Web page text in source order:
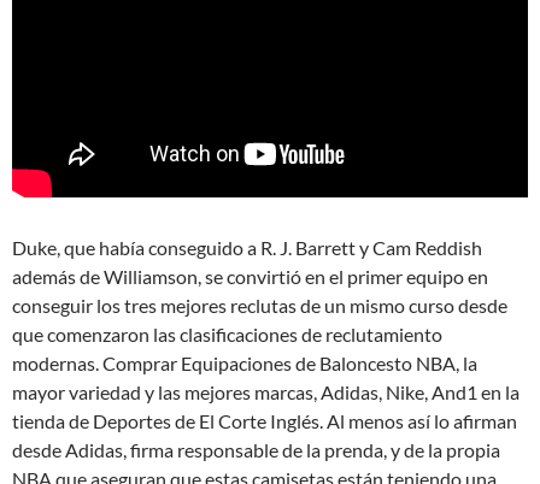
Duke, que había conseguido a R. J. Barrett y Cam Reddish
además de Williamson, se convirtió en el primer equipo en
conseguir los tres mejores reclutas de un mismo curso desde
que comenzaron las clasificaciones de reclutamiento
modernas. Comprar Equipaciones de Baloncesto NBA, la
mayor variedad y las mejores marcas, Adidas, Nike, And1 en la
tienda de Deportes de El Corte Inglés. Al menos así lo afirman
desde Adidas, firma responsable de la prenda, y de la propia
NBA que aseguran que estas camisetas están teniendo una